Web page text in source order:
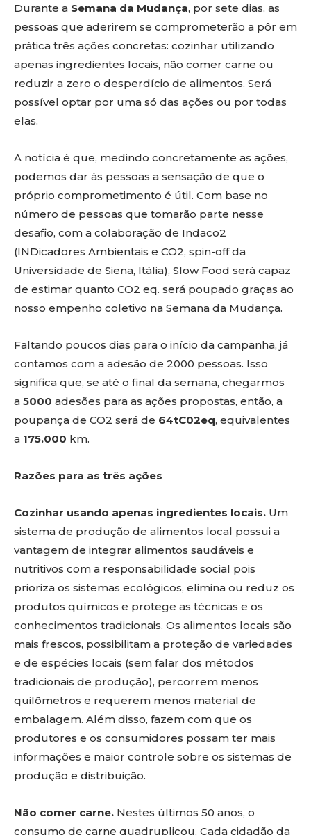
Durante a Semana da Mudança, por sete dias, as
pessoas que aderirem se comprometerão a pôr em
prática três ações concretas: cozinhar utilizando
apenas ingredientes locais, não comer carne ou
reduzir a zero o desperdício de alimentos. Será
possível optar por uma só das ações ou por todas
elas.
A notícia é que, medindo concretamente as ações,
podemos dar às pessoas a sensação de que o
próprio comprometimento é útil. Com base no
número de pessoas que tomarão parte nesse
desafio, com a colaboração de Indaco2
(INDicadores Ambientais e CO2, spin-off da
Universidade de Siena, Itália), Slow Food será capaz
de estimar quanto CO2 eq. será poupado graças ao
nosso empenho coletivo na Semana da Mudança.
Faltando poucos dias para o início da campanha, já
contamos com a adesão de 2000 pessoas. Isso
significa que, se até o final da semana, chegarmos
a 5000 adesões para as ações propostas, então, a
poupança de CO2 será de 64tC02eq, equivalentes
a 175.000 km.
Razões para as três ações
Cozinhar usando apenas ingredientes locais. Um
sistema de produção de alimentos local possui a
vantagem de integrar alimentos saudáveis e
nutritivos com a responsabilidade social pois
prioriza os sistemas ecológicos, elimina ou reduz os
produtos químicos e protege as técnicas e os
conhecimentos tradicionais. Os alimentos locais são
mais frescos, possibilitam a proteção de variedades
e de espécies locais (sem falar dos métodos
tradicionais de produção), percorrem menos
quilômetros e requerem menos material de
embalagem. Além disso, fazem com que os
produtores e os consumidores possam ter mais
informações e maior controle sobre os sistemas de
produção e distribuição.
Não comer carne. Nestes últimos 50 anos, o
consumo de carne quadruplicou. Cada cidadão da